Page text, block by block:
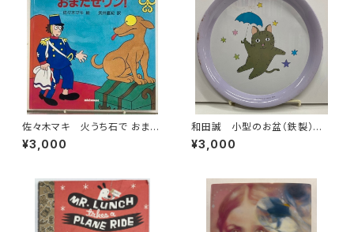
佐々木マキ 火うち石で おまた
せワン！ 武井直紀 訳 1988
年 初版 ミキハウス
¥3,000
和田誠 小型のお盆（鉄製）直
径20センチ 昭和40年代？
¥3,000